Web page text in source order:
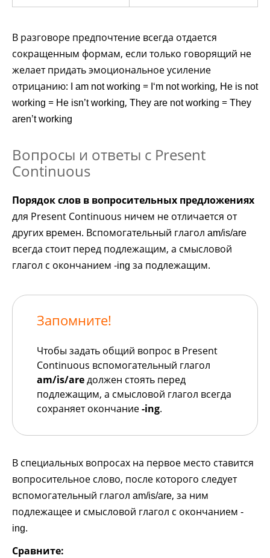
В разговоре предпочтение всегда отдается
сокращенным формам, если только говорящий не
желает придать эмоциональное усиление
отрицанию:
I am not working = I‘m not working, He is not
working = He isn’t working, They are not working = They
aren’t working
Вопросы и ответы с Present
Continuous
Порядок слов в вопросительных предложениях
для Present Continuous ничем не отличается от
других времен. Вспомогательный глагол am/is/are
всегда стоит перед подлежащим, а смысловой
глагол с окончанием -ing за подлежащим.
Запомните!
Чтобы задать общий вопрос в Present
Continuous вспомогательный глагол
am/is/areдолжен стоять перед
подлежащим, а смысловой глагол всегда
сохраняет окончание-ing.
В специальных вопросах на первое место ставится
вопросительное слово, после которого следует
вспомогательный глагол am/is/are, за ним
подлежащее и смысловой глагол с окончанием -
ing.
Сравните: